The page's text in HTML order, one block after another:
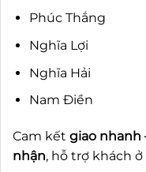
Phúc Thắng
Nghĩa Lợi
Nghĩa Hải
Nam Điền
Cam kết giao nhanh
nhận, hỗ trợ khách